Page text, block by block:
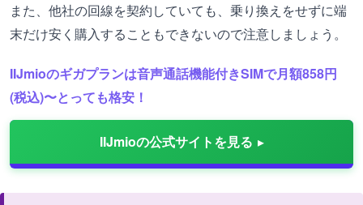
また、他社の回線を契約していても、乗り換えをせずに端
末だけ安く購入することもできないので注意しましょう。
IIJmioのギガプランは音声通話機能付きSIMで月額858円
(税込)〜とっても格安！
IIJmioの公式サイトを見る